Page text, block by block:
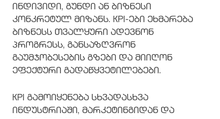
ინდივიდი, გუნდი ან ბიზნესი
კონკრეტულ მიზანს. KPI-ები ეხმარება
ბიზნესს თვალყური ადევნონ
პროგრესს, განსაზღვრონ
გაუმჯობესების გზები და მიიღონ
ეფექტური გადაწყვეტილებები.
KPI გამოიყენება სხვადასხვა
ინდუსტრიაში, მარკეტინგიდან და